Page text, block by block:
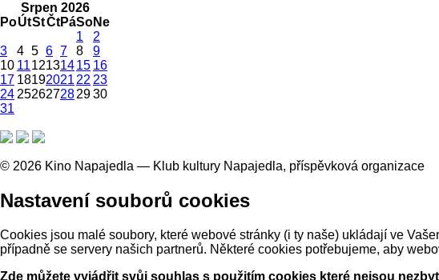
Srpen 2026
PoÚtStČt PáSoNe
1
2
3
4 5 6 7 8
9
10 1112131415 16
17 18192021 22 23
24 252627282930
31
© 2026 Kino Napajedla — Klub kultury Napajedla, příspěvková organizace
Nastavení souborů cookies
Cookies jsou malé soubory, které webové stránky (i ty naše) ukládají ve
případně se servery našich partnerů. Některé cookies potřebujeme, aby
Zde můžete vyjádřit svůj souhlas s použitím cookies které nejsou